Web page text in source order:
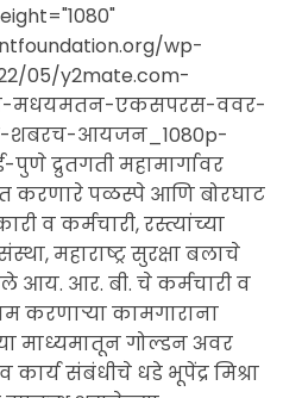
wp-
05/y2mate.com-
एकसपरस-ववर-
आयजन_1080p-
द्रुतगती महामार्गावर
करणारे पळस्पे आणि बोरघाट
व कर्मचारी, रस्त्यांच्या
महाराष्ट्र सुरक्षा बलाचे
आय. आर. बी. चे कर्मचारी व
करणाऱ्या कामगाराना
माध्यमातून गोल्डन अवर
संबंधीचे धडे भूपेंद्र मिश्रा